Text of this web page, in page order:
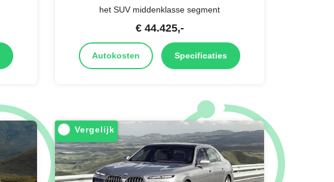
het SUV middenklasse segment
€ 44.425,-
Autokosten Specificaties
Vergelijk